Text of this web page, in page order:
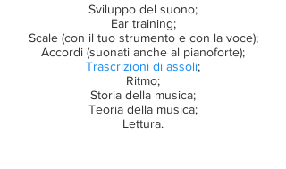
Sviluppo del suono;
Ear training;
Scale (con il tuo strumento e con la voce);
Accordi (suonati anche al pianoforte);
Trascrizioni di assoli;
Ritmo;
Storia della musica;
Teoria della musica;
Lettura.